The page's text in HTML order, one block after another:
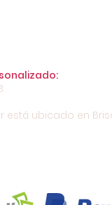
está ubicado en